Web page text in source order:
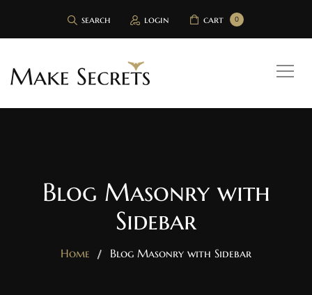
search login 0
cart
Blog Masonry with
Sidebar
Home Blog Masonry with Sidebar